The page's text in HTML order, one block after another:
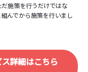
施策を行うだけではな
んでから施策を行いまし
詳細はこちら